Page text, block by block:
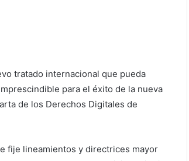
tratado internacional que pueda
para el éxito de la nueva
de los Derechos Digitales de
fije lineamientos y directrices mayor